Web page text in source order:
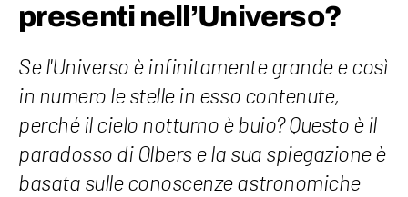
presenti nell’Universo?
Se l'Universo è infinitamente grande e così
in numero le stelle in esso contenute,
perché il cielo notturno è buio? Questo è il
paradosso di Olbers e la sua spiegazione è
basata sulle conoscenze astronomiche